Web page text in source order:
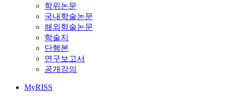
학위논문
국내학술논문
해외학술논문
학술지
단행본
연구보고서
공개강의
MyRISS